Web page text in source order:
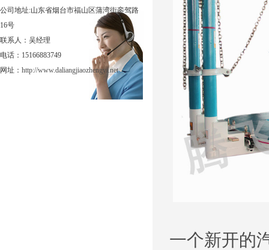
公司地址:山东省烟台市福山区蒲湾街銮驾路
16号
联系人：吴经理
电话：15166883749
网址： http://www.daliangjiaozhengyi.net
一个新开的